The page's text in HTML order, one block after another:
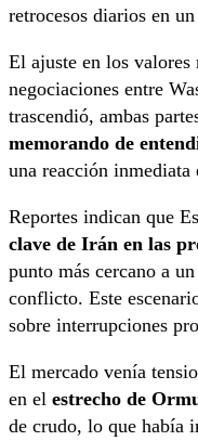
retrocesos diarios en un
El ajuste en los valores
negociaciones entre
trascendió, ambas
memorando de
una reacción inmediata
Reportes indican que
clave de Irán en las
punto más cercano a
conflicto. Este
sobre interrupciones
El mercado venía
en el estrecho de
de crudo, lo que había